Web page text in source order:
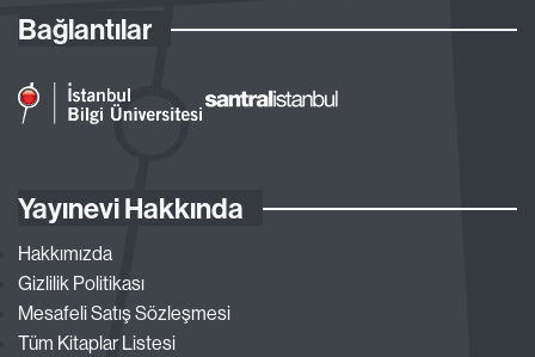
Bağlantılar
Yayınevi Hakkında
Hakkımızda
Gizlilik Politikası
Mesafeli Satış Sözleşmesi
Tüm Kitaplar Listesi